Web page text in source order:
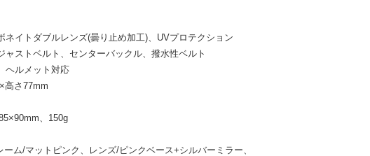
ネイトダブルレンズ(曇り止め加工)、UVプロテクション
ャストベルト、センターバックル、撥水性ベルト
ヘルメット対応
高さ77mm
、150g
ーム/マットピンク、レンズ/ピンクベース+シルバーミラー、